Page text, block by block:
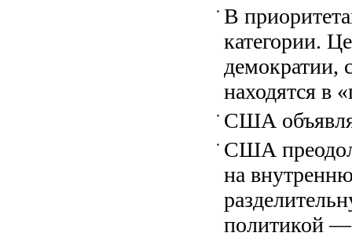
В
категории.
демократии,
находятся в
США
США
на
политикой —